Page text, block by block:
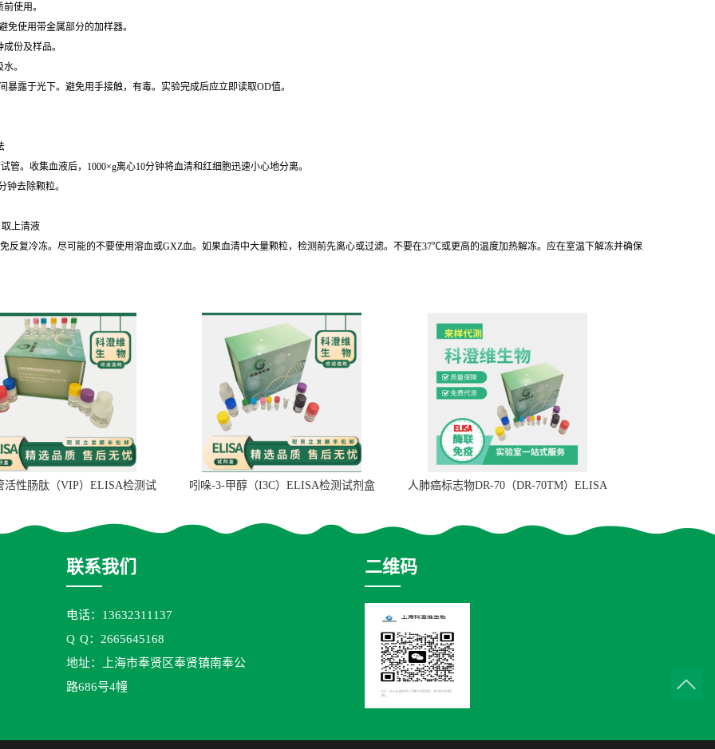
使用。
使用带金属部分的加样器。
份及样品。
。
露于光下。避免用手接触，有毒。实验完成后应立即读取OD值。
。收集血液后，1000×g离心10分钟将血清和红细胞迅速小心地分离。
钟去除颗粒。
上清液
反复冷冻。尽可能的不要使用溶血或GXZ血。如果血清中大量颗粒，检测前先离心或过滤。不要在37℃或更高的温度加热解冻。应在室温下解冻并确保
活性肠肽（VIP）ELISA检测试
吲哚-3-甲醇（I3C）ELISA检测试剂盒
人肺癌标志物DR-70（DR-70TM）ELISA
联系我们
电话：13632311137
Q Q：2665645168
地址：上海市奉贤区奉贤镇南奉公
路686号4幢
二维码